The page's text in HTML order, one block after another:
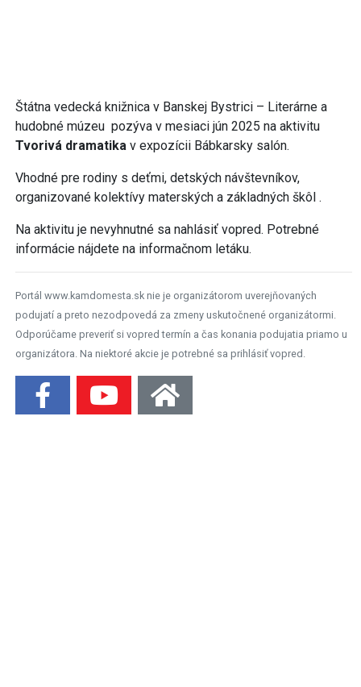
Štátna vedecká knižnica v Banskej Bystrici – Literárne a
hudobné múzeu pozýva v mesiaci jún 2025 na aktivitu
Tvorivá dramatika v expozícii Bábkarsky salón.
Vhodné pre rodiny s deťmi, detských návštevníkov,
organizované kolektívy materských a základných škôl .
Na aktivitu je nevyhnutné sa nahlásiť vopred. Potrebné
informácie nájdete na informačnom letáku.
Portál www.kamdomesta.sk nie je organizátorom uverejňovaných
podujatí a preto nezodpovedá za zmeny uskutočnené organizátormi.
Odporúčame preveriť si vopred termín a čas konania podujatia priamo u
organizátora. Na niektoré akcie je potrebné sa prihlásiť vopred.